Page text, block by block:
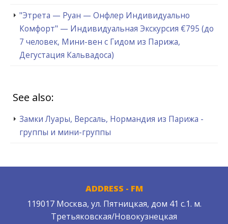
"Этрета — Руан — Онфлер Индивидуально
Комфорт" — Индивидуальная Экскурсия €795 (до
7 человек, Мини-вен с Гидом из Парижа,
Дегустация Кальвадоса)
See also:
Замки Луары, Версаль, Нормандия из Парижа -
группы и мини-группы
ADDRESS - FM
119017 Москва, ул. Пятницкая, дом 41 с.1. м.
Третьяковская/Новокузнецкая